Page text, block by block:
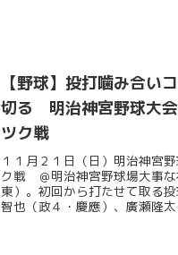
【野球】投打噛み合い
切る 明治神宮野球大
ツク戦
１１月２１日（日）明治神宮
ク戦 ＠明治神宮野球場大事
東）。初回から打たせて取る
智也（政４・慶應）、廣瀬隆